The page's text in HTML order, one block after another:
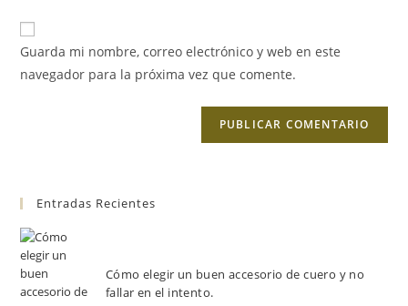
Guarda mi nombre, correo electrónico y web en este
navegador para la próxima vez que comente.
Entradas Recientes
Cómo elegir un buen accesorio de cuero y no
fallar en el intento.